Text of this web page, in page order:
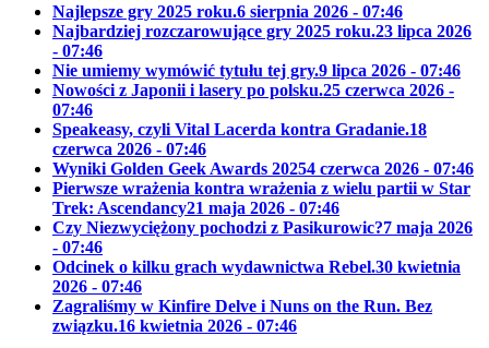
Najlepsze gry 2025 roku.6 sierpnia 2026 - 07:46
Najbardziej rozczarowujące gry 2025 roku.23 lipca 2026
- 07:46
Nie umiemy wymówić tytułu tej gry.9 lipca 2026 - 07:46
Nowości z Japonii i lasery po polsku.25 czerwca 2026 -
07:46
Speakeasy, czyli Vital Lacerda kontra Gradanie.18
czerwca 2026 - 07:46
Wyniki Golden Geek Awards 20254 czerwca 2026 - 07:46
Pierwsze wrażenia kontra wrażenia z wielu partii w Star
Trek: Ascendancy21 maja 2026 - 07:46
Czy Niezwyciężony pochodzi z Pasikurowic?7 maja 2026
- 07:46
Odcinek o kilku grach wydawnictwa Rebel.30 kwietnia
2026 - 07:46
Zagraliśmy w Kinfire Delve i Nuns on the Run. Bez
związku.16 kwietnia 2026 - 07:46